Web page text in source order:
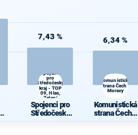
7,43 %
Spojenci
pro
Středočeský
kraj - TOP
09, Hlas,
Zelení
Spojenci pro
Středočeský
6,34 %
Komunistická
strana Čech a
Moravy
Komunistická
strana Čech a
Moravy